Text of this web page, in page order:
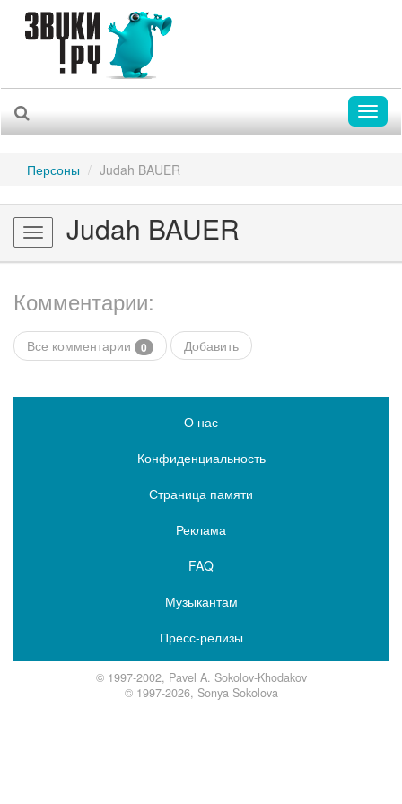
Персоны Judah BAUER
Toggle
navigation
Judah BAUER
Комментарии:
Все комментарии 0 Добавить
О нас
Конфиденциальность
Страница памяти
Реклама
FAQ
Музыкантам
Пресс-релизы
© 1997-2002, Pavel A. Sokolov-Khodakov
© 1997-2026, Sonya Sokolova